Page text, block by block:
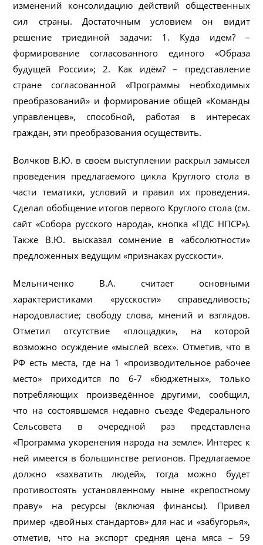
изменений консолидацию действий общественных
сил страны. Достаточным условием он видит
решение триединой задачи: 1. Куда идём? –
формирование согласованного единого «Образа
будущей России»; 2. Как идём? – представление
стране согласованной «Программы необходимых
преобразований» и формирование общей «Команды
управленцев», способной, работая в интересах
граждан, эти преобразования осуществить.
Волчков В.Ю. в своём выступлении раскрыл замысел
проведения предлагаемого цикла Круглого стола в
части тематики, условий и правил их проведения.
Сделал обобщение итогов первого Круглого стола (см.
сайт «Собора русского народа», кнопка «ПДС НПСР»).
Также В.Ю. высказал сомнение в «абсолютности»
предложенных ведущим «признаках русскости».
Мельниченко В.А. считает основными
характеристиками «русскости» справедливость;
народовластие; свободу слова, мнений и взглядов.
Отметил отсутствие «площадки», на которой
возможно осуждение «мыслей всех». Отметив, что в
РФ есть места, где на 1 «производительное рабочее
место» приходится по 6-7 «бюджетных», только
потребляющих произведённое другими, сообщил,
что на состоявшемся недавно съезде Федерального
Сельсовета в очередной раз представлена
«Программа укоренения народа на земле». Интерес к
ней имеется в большинстве регионов. Предлагаемое
должно «захватить людей», тогда можно будет
противостоять установленному ныне «крепостному
праву» на ресурсы (включая финансы). Привел
пример «двойных стандартов» для нас и «забугорья»,
отметив, что на экспорт средняя цена мяса – 59